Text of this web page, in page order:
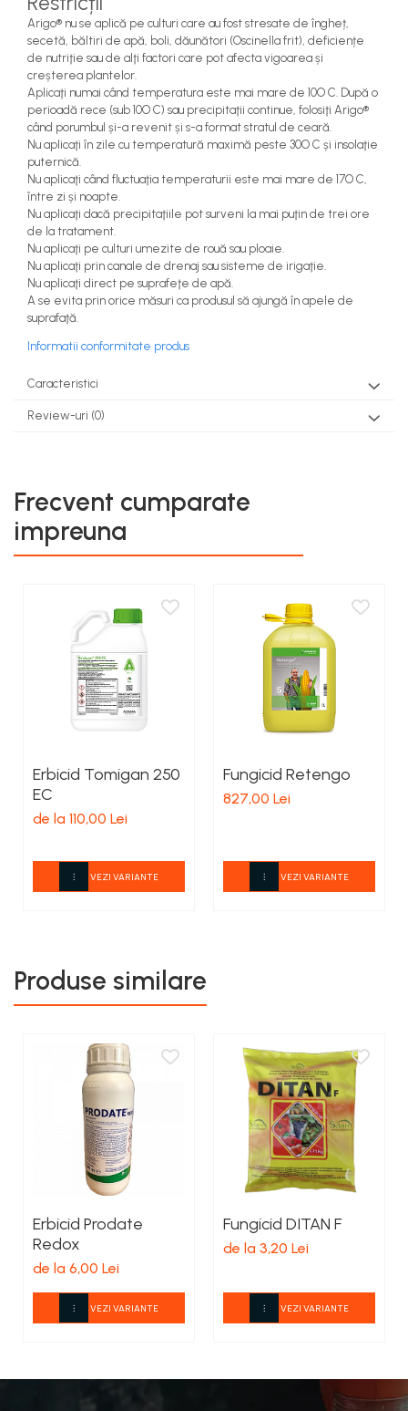
Arigo® nu se aplică pe culturi care au fost stresate de îngheț,
secetă, băltiri de apă, boli, dăunători (Oscinella frit), deficiențe
de nutriţie sau de alţi factori care pot afecta vigoarea și
creșterea plantelor.
Aplicaţi numai când temperatura este mai mare de 10O C. După o
perioadă rece (sub 10O C) sau precipitaţii continue, folosiţi Arigo®
când porumbul și-a revenit și s-a format stratul de ceară.
Nu aplicaţi în zile cu temperatură maximă peste 30O C și insolaţie
puternică.
Nu aplicaţi când fluctuaţia temperaturii este mai mare de 17O C,
între zi și noapte.
Nu aplicaţi dacă precipitaţiile pot surveni la mai puţin de trei ore
de la tratament.
Nu aplicaţi pe culturi umezite de rouă sau ploaie.
Nu aplicaţi prin canale de drenaj sau sisteme de irigaţie.
Nu aplicaţi direct pe suprafeţe de apă.
A se evita prin orice măsuri ca produsul să ajungă în apele de
suprafaţă.
Informatii conformitate produs
Caracteristici
Review-uri (0)
Frecvent cumparate
impreuna
Erbicid Tomigan 250
EC
de la 110,00 Lei
VEZI VARIANTE
Fungicid Retengo
827,00 Lei
VEZI VARIANTE
Produse similare
Erbicid Prodate
Redox
de la 6,00 Lei
VEZI VARIANTE
Fungicid DITAN F
de la 3,20 Lei
VEZI VARIANTE